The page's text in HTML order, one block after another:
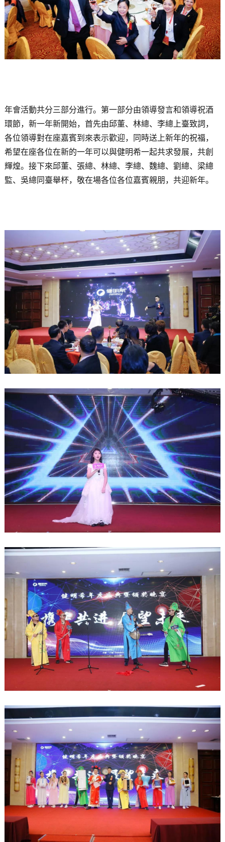
年會活動共分三部分進行。第一部分由領導發言和領導祝酒
環節，新一年新開始，首先由邱董、林總、李總上臺致詞，
各位領導對在座嘉賓到來表示歡迎，同時送上新年的祝福，
希望在座各位在新的一年可以與健明希一起共求發展，共創
輝煌。接下來邱董、張總、林總、李總、魏總、劉總、梁總
監、吳總同臺舉杯，敬在場各位各位嘉賓親朋，共迎新年。